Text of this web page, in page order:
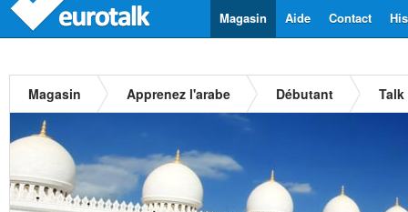
Contact
Aide
Magasin
Magasin Apprenez l'arabe Débutant